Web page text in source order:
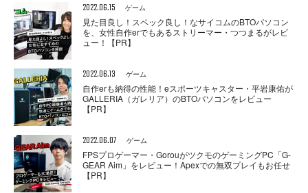
2022.06.15 ゲーム
見た目良し！スペック良し！なサイコムのBTOパソコン
を、女性自作erでもあるストリーマー・つつまるがレビ
ュー！【PR】
2022.06.13 ゲーム
自作erも納得の性能！eスポーツキャスター・平岩康佑が
GALLERIA（ガレリア）のBTOパソコンをレビュー
【PR】
2022.06.07 ゲーム
FPSプロゲーマー・GorouがツクモのゲーミングPC「G-
GEAR Aim」をレビュー！Apexでの無双プレイもお任せ
【PR】